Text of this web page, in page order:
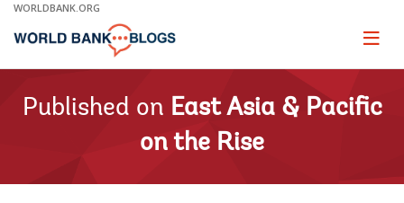
Skip
Main
WORLDBANK.ORG
Page
Published on East Asia & Pacific
on the Rise